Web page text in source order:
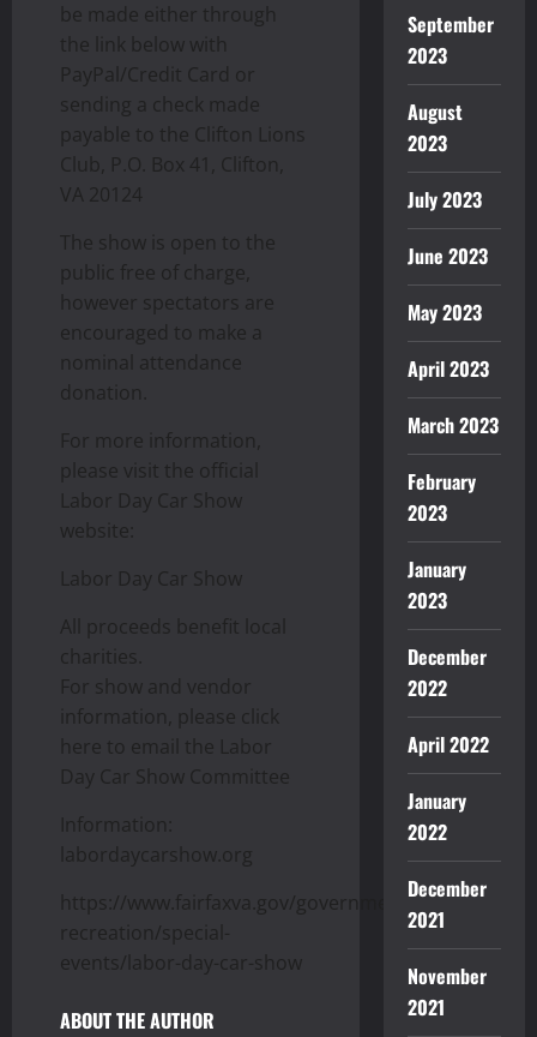
be made either through
the link below with
PayPal/Credit Card or
sending a check made
payable to the Clifton Lions
Club, P.O. Box 41, Clifton,
VA 20124
The show is open to the
public free of charge,
however spectators are
encouraged to make a
nominal attendance
donation.
For more information,
please visit the official
Labor Day Car Show
website:
Labor Day Car Show
All proceeds benefit local
charities.
For show and vendor
information, please click
here to email the Labor
Day Car Show Committee
Information:
labordaycarshow.org
https://www.fairfaxva.gov/government/parks-
recreation/special-
events/labor-day-car-show
ABOUT THE AUTHOR
September
2023
August
2023
July 2023
June 2023
May 2023
April 2023
March 2023
February
2023
January
2023
December
2022
April 2022
January
2022
December
2021
November
2021